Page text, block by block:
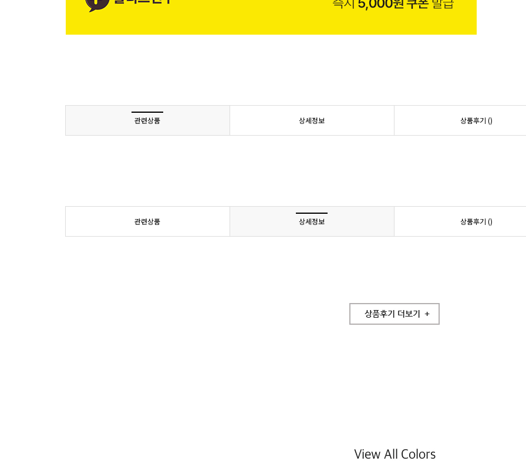
관련상품 상세정보 상품후기 ()
관련상품 상세정보 상품후기 ()